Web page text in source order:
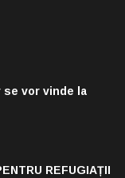
se vor vinde la
REFUGIAȚII